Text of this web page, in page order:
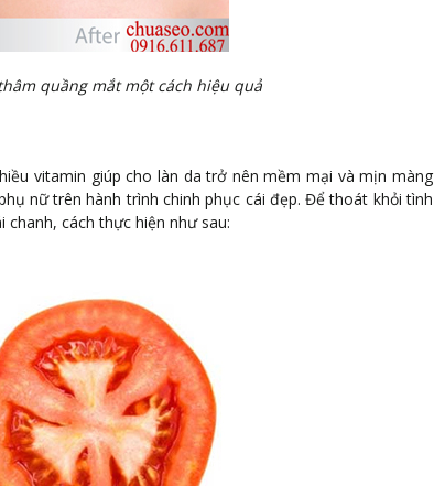
quầng mắt một cách hiệu quả
vitamin giúp cho làn da trở nên mềm mại và mịn màng
nữ trên hành trình chinh phục cái đẹp. Để thoát khỏi tình
cách thực hiện như sau: